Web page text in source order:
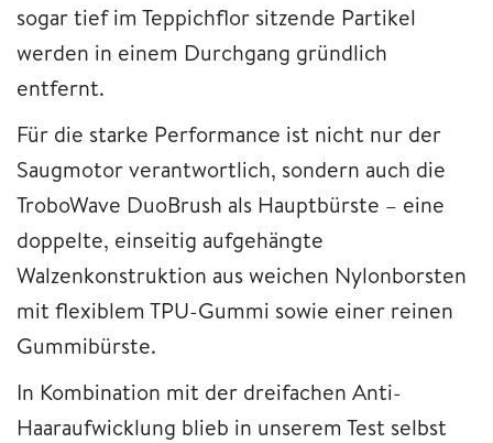
sogar tief im Teppichflor sitzende Partikel
werden in einem Durchgang gründlich
entfernt.
Für die starke Performance ist nicht nur der
Saugmotor verantwortlich, sondern auch die
TroboWave DuoBrush als Hauptbürste – eine
doppelte, einseitig aufgehängte
Walzenkonstruktion aus weichen Nylonborsten
mit flexiblem TPU-Gummi sowie einer reinen
Gummibürste.
In Kombination mit der dreifachen Anti-
Haaraufwicklung blieb in unserem Test selbst